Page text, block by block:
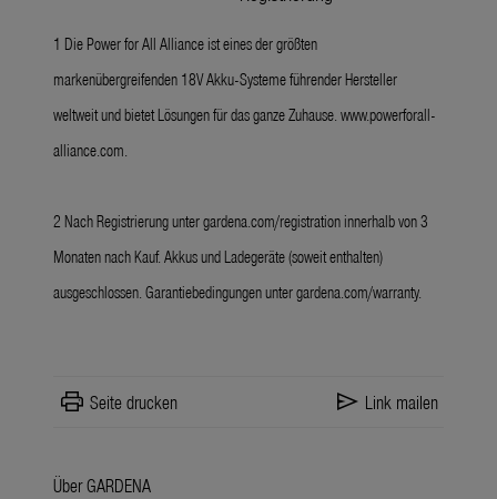
1 Die Power for All Alliance ist eines der größten
markenübergreifenden 18V Akku-Systeme führender Hersteller
weltweit und bietet Lösungen für das ganze Zuhause. www.powerforall-
alliance.com.
2 Nach Registrierung untergardena.com/registration innerhalb von 3
Monaten nach Kauf. Akkus und Ladegeräte (soweit enthalten)
ausgeschlossen. Garantiebedingungen untergardena.com/warranty.
print Seite drucken send Link mailen
Über GARDENA